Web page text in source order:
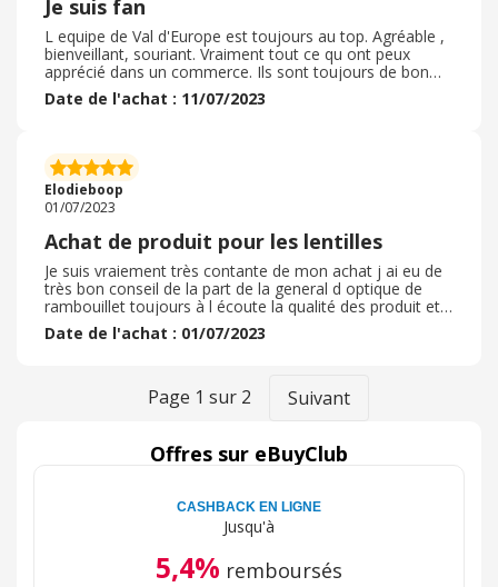
Je suis fan
L equipe de Val d'Europe est toujours au top. Agréable ,
bienveillant, souriant. Vraiment tout ce qu ont peux
apprécié dans un commerce. Ils sont toujours de bon
conseil. Ils expliquent avec passion chaque chose. Je m y
rend toujours avec plaisirs. Je choisi chez eux un un
deuxième paire et je ne m'en lasse pas. J'espere que
l'enseigne ne choisira pas de la retirer des ventes. J'y
retournerai avec plaisir quand ce sera le moment.
Date de l'achat : 11/07/2023
Elodieboop
01/07/2023
Achat de produit pour les lentilles
Je suis vraiement très contante de mon achat j ai eu de
très bon conseil de la part de la general d optique de
rambouillet toujours à l écoute la qualité des produit et
au rdv Je tiens à presicer que que les personnes
présente dans le magasin sont vraiment compétente
marque y en as vraiment pour tout lés goût et toute les
bourses Pour le choix des lentilles c est pareil très large
Date de l'achat : 01/07/2023
Page 1 sur 2 Suivant
Offres sur eBuyClub
CASHBACK EN LIGNE
Jusqu'à
5,4% remboursés